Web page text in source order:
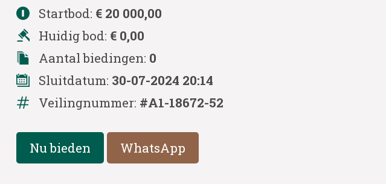
Startbod: € 20 000,00
Huidig bod: € 0,00
Aantal biedingen: 0
Sluitdatum: 30-07-2024 20:14
Veilingnummer: #A1-18672-52
Nu bieden WhatsApp